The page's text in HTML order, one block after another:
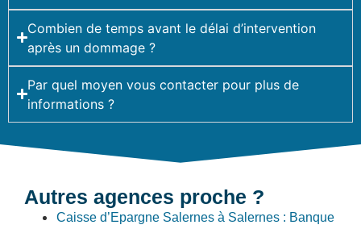
Combien de temps avant le délai d’intervention
après un dommage ?
Par quel moyen vous contacter pour plus de
informations ?
Autres agences proche ?
Caisse d’Epargne Salernes à Salernes : Banque